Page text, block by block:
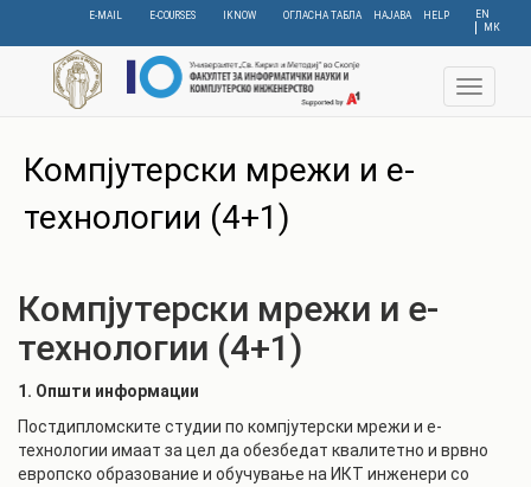
content
EN
МК
E-MAIL E-COURSES IKNOW ОГЛАСНА ТАБЛА НАЈАВА HELP
Toggle
Компјутерски мрежи и е-
технологии (4+1)
Компјутерски мрежи и е-
технологии (4+1)
1. Општи информации
Постдипломските студии по компјутерски мрежи и е-
технологии имаат за цел да обезбедат квалитетно и врвно
европско образование и обучување на ИКТ инженери со